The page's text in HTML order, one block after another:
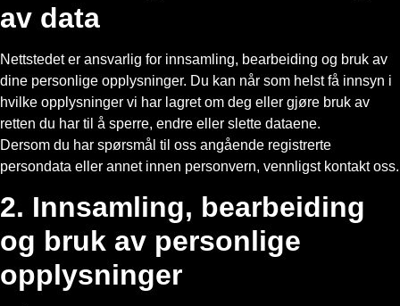
av data
Nettstedet er ansvarlig for innsamling, bearbeiding og bruk av
dine personlige opplysninger. Du kan når som helst få innsyn i
hvilke opplysninger vi har lagret om deg eller gjøre bruk av
retten du har til å sperre, endre eller slette dataene.
Dersom du har spørsmål til oss angående registrerte
persondata eller annet innen personvern, vennligst kontakt oss.
2. Innsamling, bearbeiding
og bruk av personlige
opplysninger